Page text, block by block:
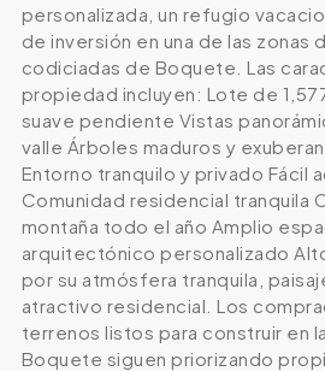
personalizada, un refugio
de inversión en una de las zonas
codiciadas de Boquete. Las
propiedad incluyen: Lote de
suave pendiente Vistas
valle Árboles maduros y
Entorno tranquilo y privado Fácil
Comunidad residencial tranquila
montaña todo el año Amplio
arquitectónico personalizado
por su atmósfera tranquila,
atractivo residencial. Los
terrenos listos para construir en
Boquete siguen priorizando